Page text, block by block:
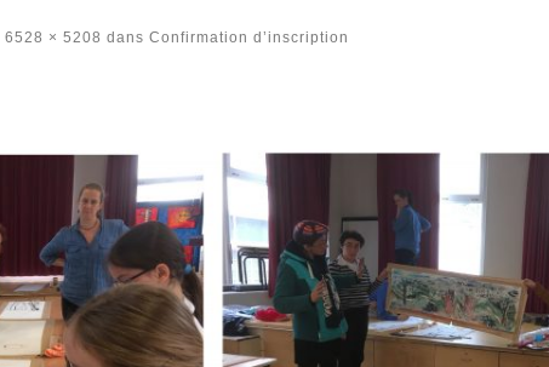
6528 × 5208 dans Confirmation d’inscription